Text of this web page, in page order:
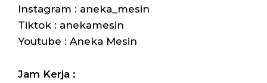
Instagram : aneka_mesin
Tiktok : anekamesin
Youtube : Aneka Mesin
Jam Kerja :